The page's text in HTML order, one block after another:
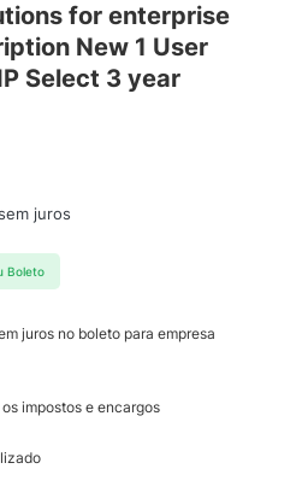
for enterprise
New 1 User
Select 3 year
juros
Boleto
juros no boleto para empresa
impostos e encargos